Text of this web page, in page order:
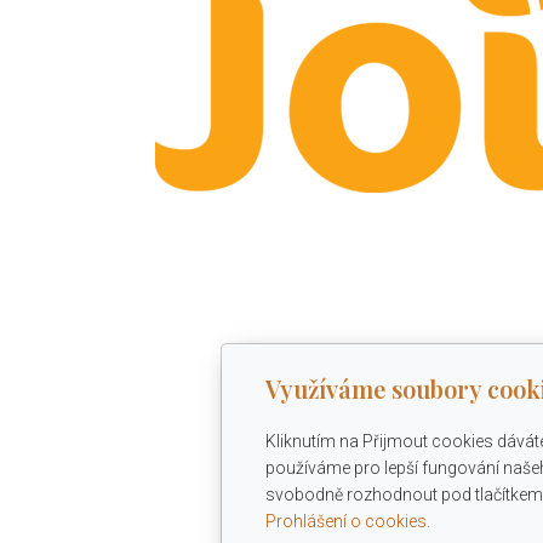
Využíváme soubory
Kliknutím na Přijmout cookies
používáme pro lepší fungování
svobodně rozhodnout pod
Prohlášení o cookies.